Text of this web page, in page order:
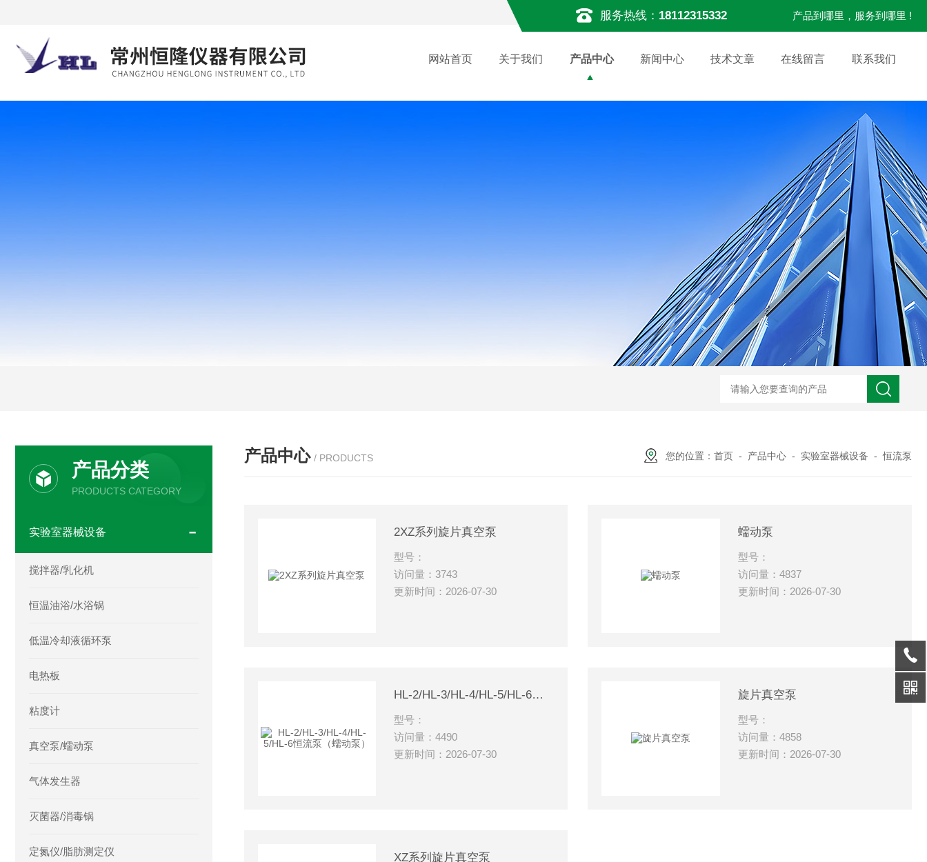
服务热线： 18112315332 产品到哪里，服务到哪里 !
网站首页 关于我们 产品中心 新闻中心 技术文章 在线留言 联系我们
产品分类
PRODUCTS CATEGORY
实验室器械设备
搅拌器/乳化机
恒温油浴/水浴锅
低温冷却液循环泵
电热板
粘度计
真空泵/蠕动泵
气体发生器
灭菌器/消毒锅
定氮仪/脂肪测定仪
产品中心 / PRODUCTS 您的位置： 首页 - 产品中心 - 实验室器械设备 -恒流泵
2XZ系列旋片真空泵
型号：
访问量：3743
更新时间：2026-07-30
蠕动泵
型号：
访问量：4837
更新时间：2026-07-30
HL-2/HL-3/HL-4/HL-5/HL-6恒流泵（蠕动泵）
型号：
访问量：4490
更新时间：2026-07-30
旋片真空泵
型号：
访问量：4858
更新时间：2026-07-30
XZ系列旋片真空泵